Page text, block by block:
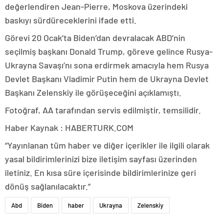
değerlendiren Jean-Pierre, Moskova üzerindeki
baskıyı sürdüreceklerini ifade etti.
Görevi 20 Ocak’ta Biden’dan devralacak ABD’nin
seçilmiş başkanı Donald Trump, göreve gelince Rusya-
Ukrayna Savaşı’nı sona erdirmek amacıyla hem Rusya
Devlet Başkanı Vladimir Putin hem de Ukrayna Devlet
Başkanı Zelenskiy ile görüşeceğini açıklamıştı.
Fotoğraf, AA tarafından servis edilmiştir, temsilidir.
Haber Kaynak : HABERTURK.COM
“Yayınlanan tüm haber ve diğer içerikler ile ilgili olarak
yasal bildirimlerinizi bize iletişim sayfası üzerinden
iletiniz. En kısa süre içerisinde bildirimlerinize geri
dönüş sağlanılacaktır.”
Abd Biden haber Ukrayna Zelenskiy